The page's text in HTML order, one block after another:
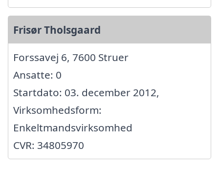
Frisør Tholsgaard
Forssavej 6, 7600 Struer
Ansatte: 0
Startdato: 03. december 2012,
Virksomhedsform:
Enkeltmandsvirksomhed
CVR: 34805970